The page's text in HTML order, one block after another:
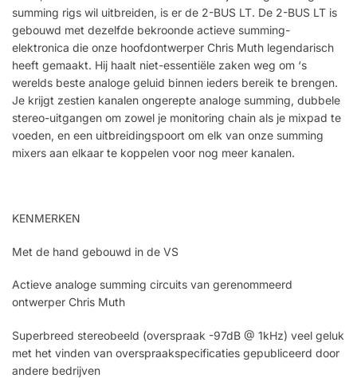
summing rigs wil uitbreiden, is er de 2-BUS LT. De 2-BUS LT is
gebouwd met dezelfde bekroonde actieve summing-
elektronica die onze hoofdontwerper Chris Muth legendarisch
heeft gemaakt. Hij haalt niet-essentiële zaken weg om ‘s
werelds beste analoge geluid binnen ieders bereik te brengen.
Je krijgt zestien kanalen ongerepte analoge summing, dubbele
stereo-uitgangen om zowel je monitoring chain als je mixpad te
voeden, en een uitbreidingspoort om elk van onze summing
mixers aan elkaar te koppelen voor nog meer kanalen.
KENMERKEN
Met de hand gebouwd in de VS
Actieve analoge summing circuits van gerenommeerd
ontwerper Chris Muth
Superbreed stereobeeld (overspraak -97dB @ 1kHz) veel geluk
met het vinden van overspraakspecificaties gepubliceerd door
andere bedrijven